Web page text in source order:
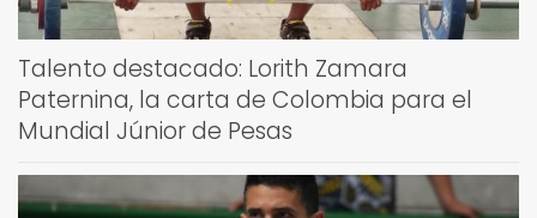
Talento destacado: Lorith Zamara
Paternina, la carta de Colombia para el
Mundial Júnior de Pesas